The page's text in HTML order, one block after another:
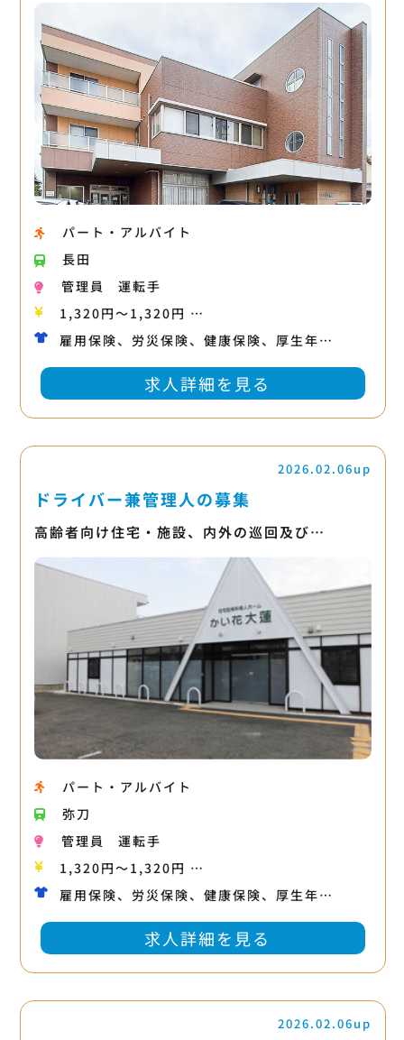
パート・アルバイト
長田
管理員
運転手
1,320円〜1,320円 …
雇用保険、労災保険、健康保険、厚生年…
求人詳細を見る
2026.02.06up
ドライバー兼管理人の募集
高齢者向け住宅・施設、内外の巡回及び…
パート・アルバイト
弥刀
管理員
運転手
1,320円〜1,320円 …
雇用保険、労災保険、健康保険、厚生年…
求人詳細を見る
2026.02.06up